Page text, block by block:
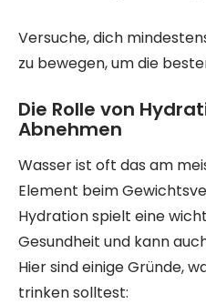
Versuche, dich
zu bewegen, um die
Die Rolle von
Abnehmen
Wasser ist oft das am
Element beim
Hydration spielt eine
Gesundheit und kann
Hier sind einige Gründe,
trinken solltest: